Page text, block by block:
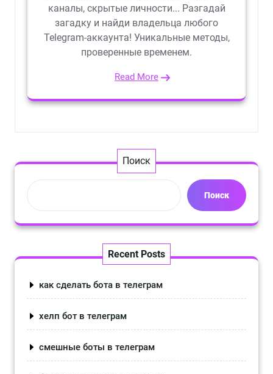
каналы, скрытые личности... Разгадай
загадку и найди владельца любого
Telegram-аккаунта! Уникальные методы,
проверенные временем.
Read More
Поиск
Поиск
Recent Posts
как сделать бота в телеграм
хелп бот в телеграм
смешные боты в телеграм